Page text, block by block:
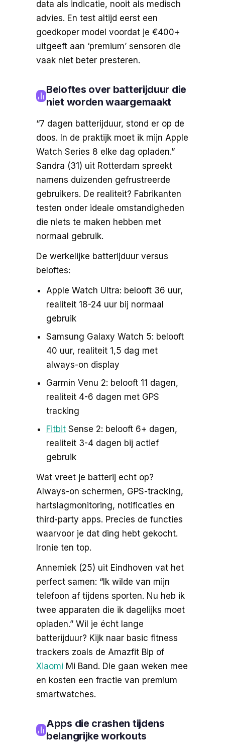
data als indicatie, nooit als medisch
advies. En test altijd eerst een
goedkoper model voordat je €400+
uitgeeft aan ‘premium’ sensoren die
vaak niet beter presteren.
Beloftes over batterijduur die
niet worden waargemaakt
“7 dagen batterijduur, stond er op de
doos. In de praktijk moet ik mijn Apple
Watch Series 8 elke dag opladen.”
Sandra (31) uit Rotterdam spreekt
namens duizenden gefrustreerde
gebruikers. De realiteit? Fabrikanten
testen onder ideale omstandigheden
die niets te maken hebben met
normaal gebruik.
De werkelijke batterijduur versus
beloftes:
Apple Watch Ultra: belooft 36 uur,
realiteit 18-24 uur bij normaal
gebruik
Samsung Galaxy Watch 5: belooft
40 uur, realiteit 1,5 dag met
always-on display
Garmin Venu 2: belooft 11 dagen,
realiteit 4-6 dagen met GPS
tracking
Fitbit Sense 2: belooft 6+ dagen,
realiteit 3-4 dagen bij actief
gebruik
Wat vreet je batterij echt op?
Always-on schermen, GPS-tracking,
hartslagmonitoring, notificaties en
third-party apps. Precies de functies
waarvoor je dat ding hebt gekocht.
Ironie ten top.
Annemiek (25) uit Eindhoven vat het
perfect samen: “Ik wilde van mijn
telefoon af tijdens sporten. Nu heb ik
twee apparaten die ik dagelijks moet
opladen.” Wil je écht lange
batterijduur? Kijk naar basic fitness
trackers zoals de Amazfit Bip of
Xiaomi Mi Band. Die gaan weken mee
en kosten een fractie van premium
smartwatches.
Apps die crashen tijdens
belangrijke workouts